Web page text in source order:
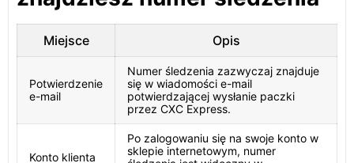
Miejsce Opis
Potwierdzenie
e-mail
Numer śledzenia zazwyczaj znajduje
się w wiadomości e-mail
potwierdzającej wysłanie paczki
przez CXC Express.
Konto klienta
Po zalogowaniu się na swoje konto w
sklepie internetowym, numer